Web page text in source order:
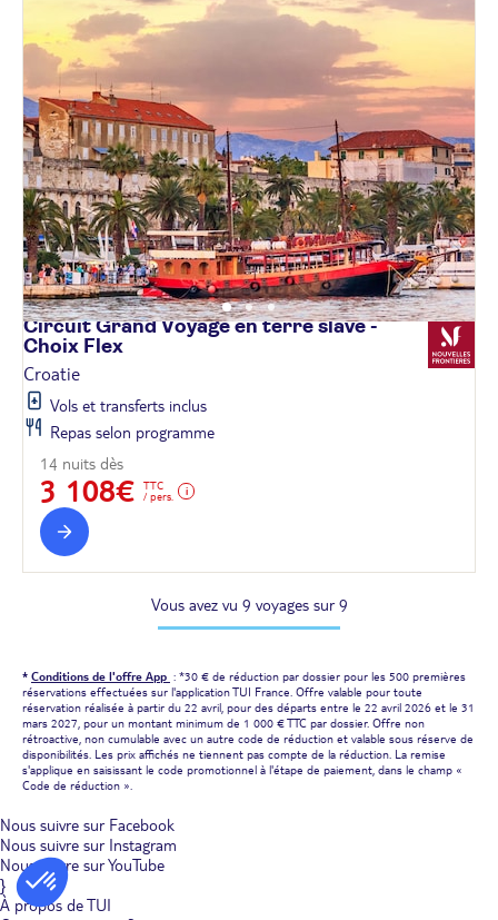
Circuit Grand Voyage en terre slave -
Choix Flex
Croatie
Vols et transferts inclus
Repas selon programme
14 nuits dès
3 108€
TTC
/ pers.
Vous avez vu 9 voyages sur 9
* Conditions de l'offre App : *30 € de réduction par dossier pour les 500 premières
réservations effectuées sur l'application TUI France. Offre valable pour toute
réservation réalisée à partir du 22 avril, pour des départs entre le 22 avril 2026 et le 31
mars 2027, pour un montant minimum de 1 000 € TTC par dossier. Offre non
rétroactive, non cumulable avec un autre code de réduction et valable sous réserve de
disponibilités. Les prix affichés ne tiennent pas compte de la réduction. La remise
s'applique en saisissant le code promotionnel à l'étape de paiement, dans le champ «
Code de réduction ».
Nous suivre sur Facebook
Nous suivre sur Instagram
Nous suivre sur YouTube
}
À propos de TUI